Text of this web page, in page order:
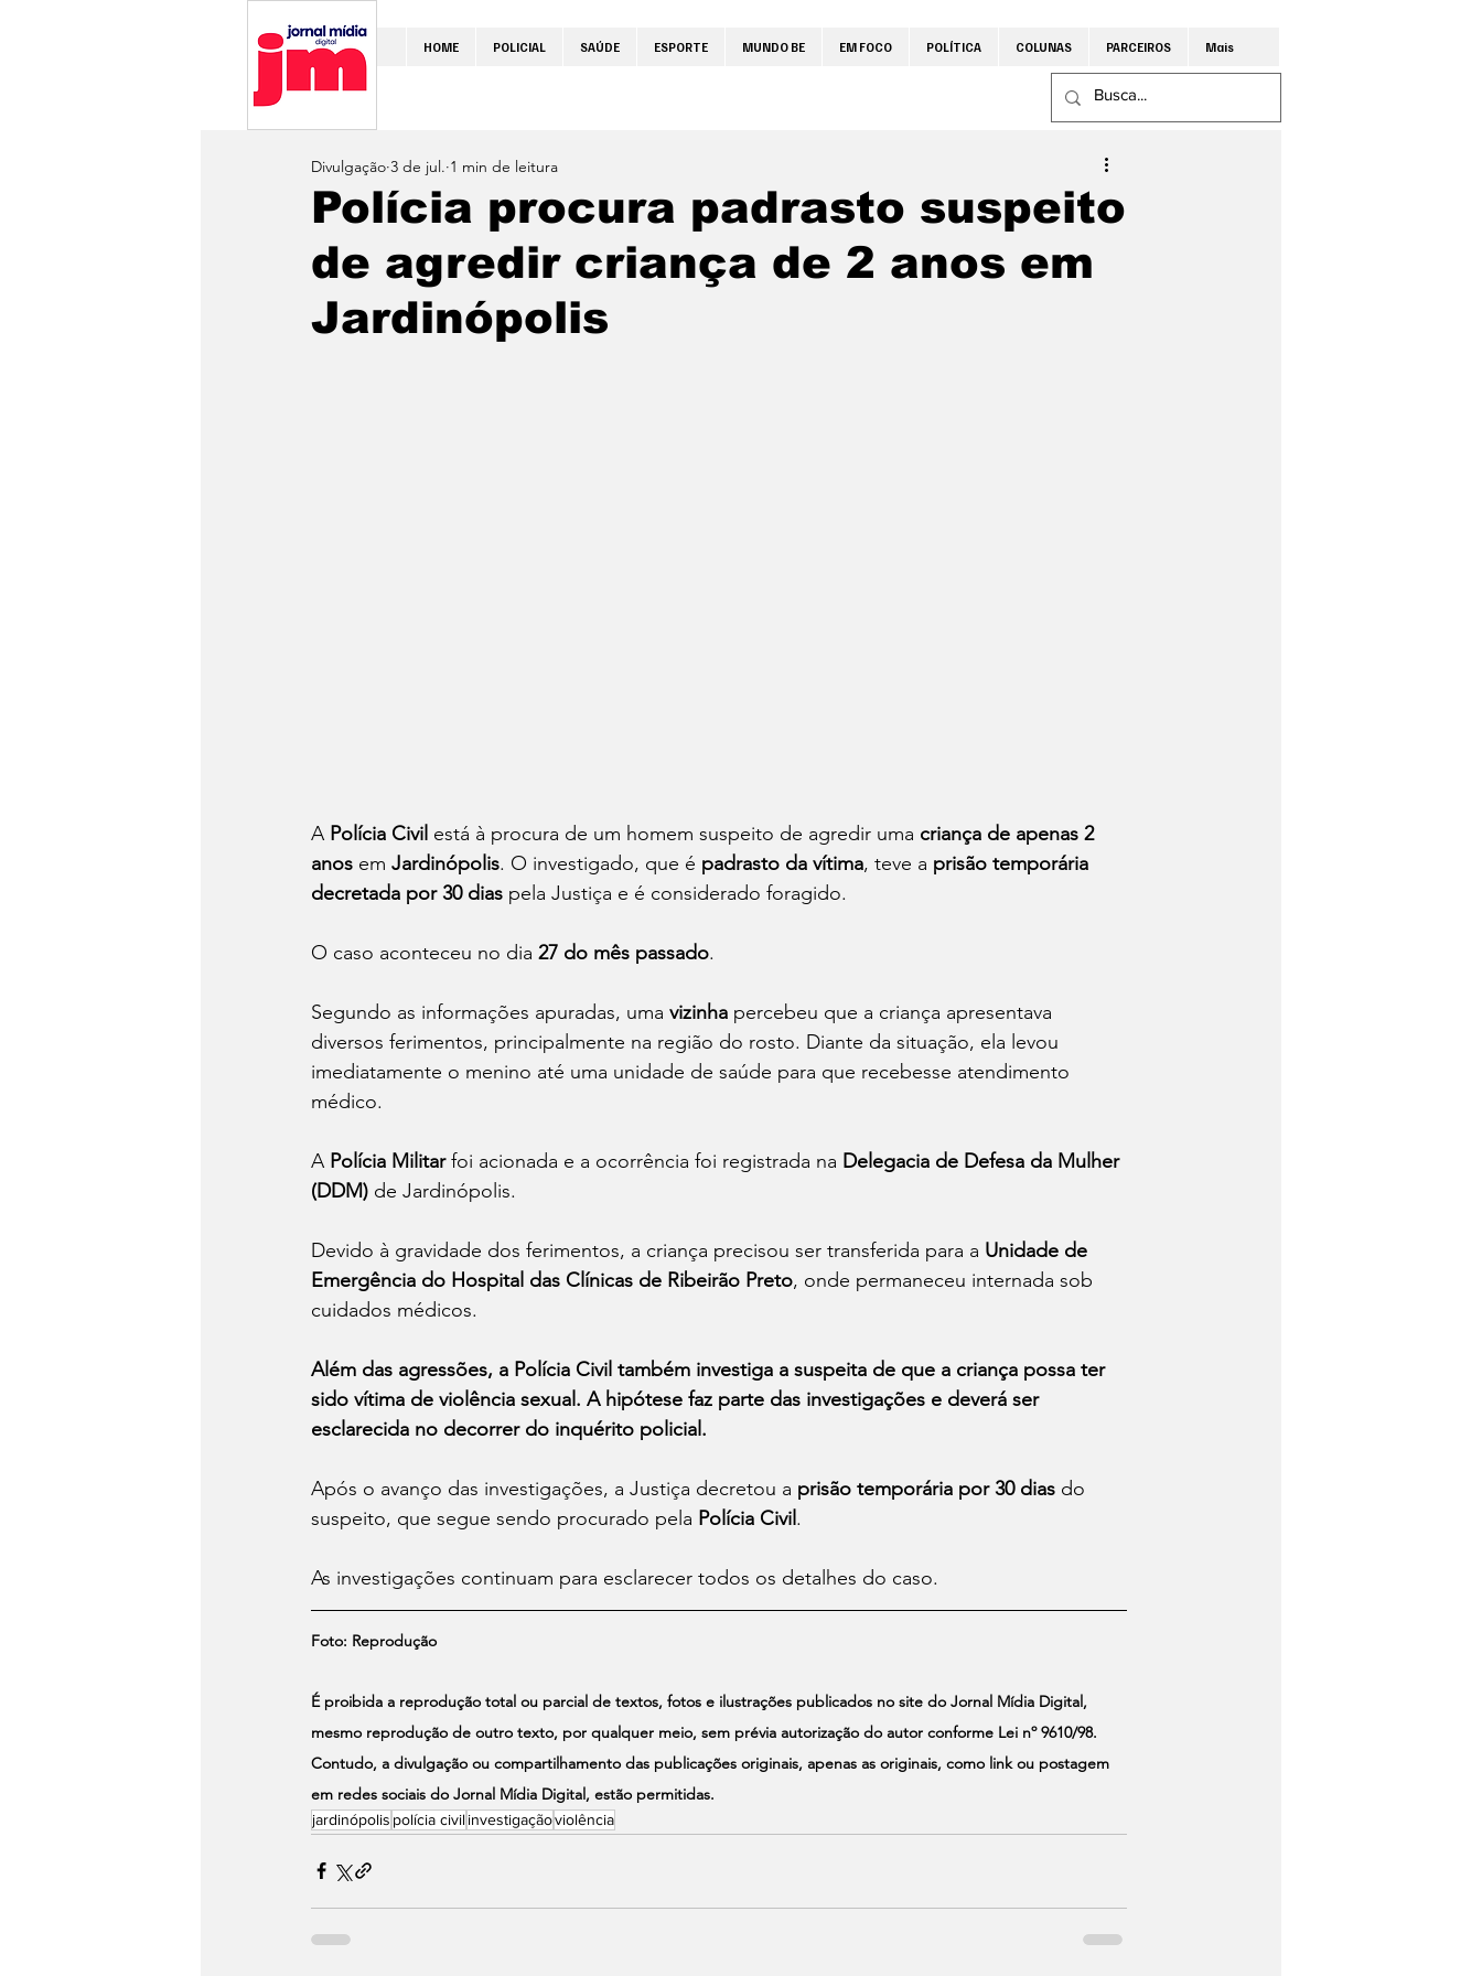
HOME POLICIAL SAÚDE ESPORTE MUNDO BE EM FOCO POLÍTICA COLUNAS PARCEIROS Mais
Polícia procura padrasto suspeito
de agredir criança de 2 anos em
Jardinópolis
Divulgação 3 de jul. 1 min de leitura
A Polícia Civil está à procura de um homem suspeito de agredir uma criança de apenas 2
anos em Jardinópolis. O investigado, que é padrasto da vítima, teve a prisão temporária
decretada por 30 dias pela Justiça e é considerado foragido.
O caso aconteceu no dia 27 do mês passado.
Segundo as informações apuradas, uma vizinha percebeu que a criança apresentava
diversos ferimentos, principalmente na região do rosto. Diante da situação, ela levou
imediatamente o menino até uma unidade de saúde para que recebesse atendimento
médico.
A Polícia Militar foi acionada e a ocorrência foi registrada na Delegacia de Defesa da Mulher
(DDM) de Jardinópolis.
Devido à gravidade dos ferimentos, a criança precisou ser transferida para a Unidade de
Emergência do Hospital das Clínicas de Ribeirão Preto, onde permaneceu internada sob
cuidados médicos.
Além das agressões, a Polícia Civil também investiga a suspeita de que a criança possa ter
sido vítima de violência sexual. A hipótese faz parte das investigações e deverá ser
esclarecida no decorrer do inquérito policial.
Após o avanço das investigações, a Justiça decretou a prisão temporária por 30 dias do
suspeito, que segue sendo procurado pela Polícia Civil.
As investigações continuam para esclarecer todos os detalhes do caso.
Foto: Reprodução
É proibida a reprodução total ou parcial de textos, fotos e ilustrações publicados no site do Jornal Mídia Digital,
mesmo reprodução de outro texto, por qualquer meio, sem prévia autorização do autor conforme Lei nº 9610/98.
Contudo, a divulgação ou compartilhamento das publicações originais, apenas as originais, como link ou postagem
em redes sociais do Jornal Mídia Digital, estão permitidas.
jardinópolis polícia civilinvestigaçãoviolência